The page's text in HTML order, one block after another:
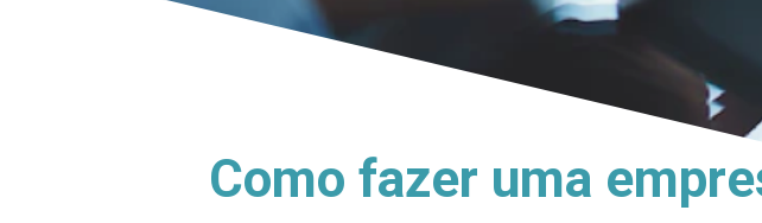
Como fazer uma